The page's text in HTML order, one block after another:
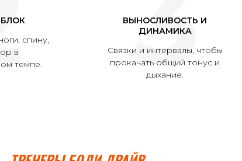
спину,
в
темпе.
ВЫНОСЛИВОСТЬ И
ДИНАМИКА
Связки и интервалы, чтобы
прокачать общий тонус и
дыхание.